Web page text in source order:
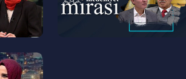
--
>